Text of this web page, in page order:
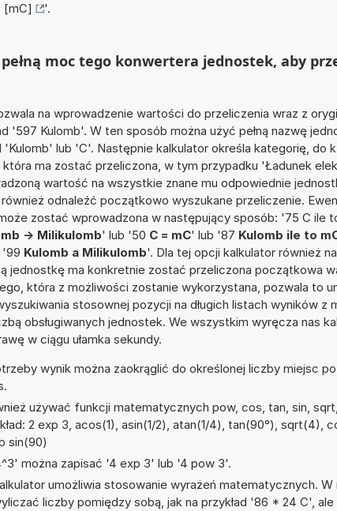
[mC]
'.
moc tego konwertera jednostek, aby
na wprowadzenie wartości do przeliczenia wraz z
'597 Kulomb'. W ten sposób można użyć pełną nazwę
'Kulomb' lub 'C'. Następnie kalkulator określa kategorię, do
która ma zostać przeliczona, w tym przypadku 'Ładunek
wartość na wszystkie znane mu odpowiednie
odnaleźć początkowo wyszukane przeliczenie.
zostać wprowadzona w następujący sposób: '75 C ile
-> Milikulomb' lub '50 C = mC' lub '87 Kulomb ile to
'99 Kulomb a Milikulomb'. Dla tej opcji kalkulator również
jednostkę ma konkretnie zostać przeliczona początkowa
która z możliwości zostanie wykorzystana, pozwala to
stosownej pozycji na długich listach wyników z
obsługiwanych jednostek. We wszystkim wyręcza nas
w ciągu ułamka sekundy.
wynik można zaokrąglić do określonej liczby miejsc
używać funkcji matematycznych pow, cos, tan, sin,
2 exp 3, acos(1), asin(1/2), atan(1/4), tan(90°), sqrt(4),
sin(90)
można zapisać '4 exp 3' lub '4 pow 3'.
umożliwia stosowanie wyrażeń matematycznych. W
liczby pomiędzy sobą, jak na przykład '86 * 24 C',